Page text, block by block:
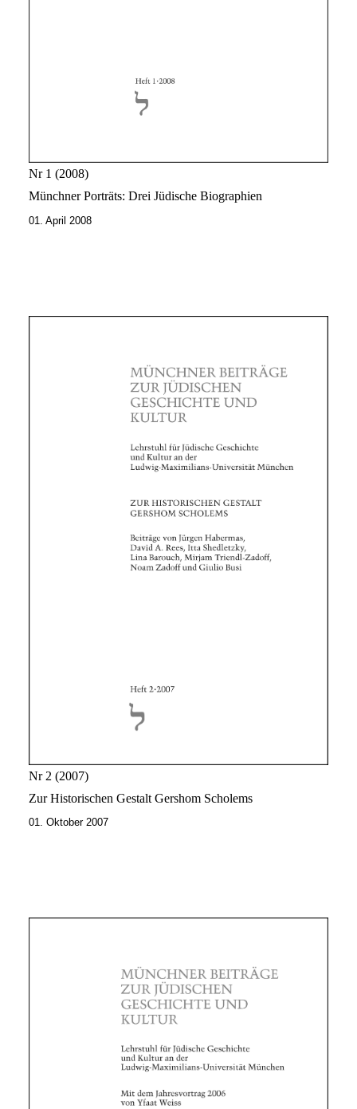
Nr 1 2008
Münchner Porträts: Drei Jüdische Biographien
01. April 2008
Nr 2 2007
Zur Historischen Gestalt Gershom Scholems
01. Oktober 2007